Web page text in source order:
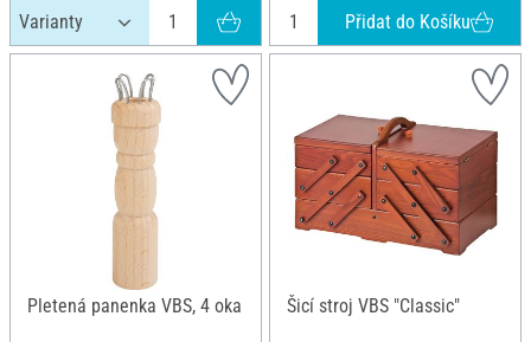
Přidat do Košíku
Pletená panenka VBS, 4 oka Šicí stroj VBS "Classic"